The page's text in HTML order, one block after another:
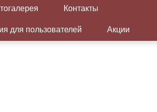
Контакты
для пользователей Акции